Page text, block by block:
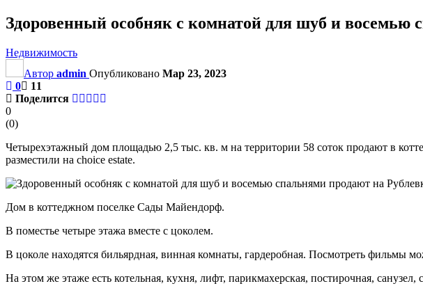
Здоровенный особняк с комнатой для шуб и восемью
Недвижимость
Автор admin Опубликовано Мар 23, 2023
0
11
Поделится
0
(0)
Четырехэтажный дом площадью 2,5 тыс. кв. м на территории 58 соток продают в
разместили на choice estate.
Дом в коттеджном поселке Сады Майендорф.
В поместье четыре этажа вместе с цоколем.
В цоколе находятся бильярдная, винная комнаты, гардеробная. Посмотреть фильмы
На этом же этаже есть котельная, кухня, лифт, парикмахерская, постирочная,